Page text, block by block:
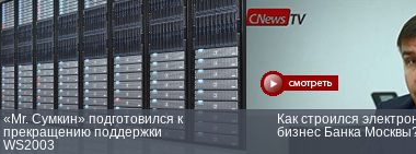
«Mr. Сумкин» подготовился к
прекращению поддержки
WS2003
Как строился
бизнес Банка